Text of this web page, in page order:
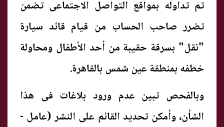
تم تداوله بمواقع التواصل الاجتماعى تضمن
تضرر صاحب الحساب من قيام قائد سيارة
"نقل" بسرقة حقيبة من أحد الأطفال ومحاولة
خطفه بمنطقة عين شمس بالقاهرة.
وبالفحص تبين عدم ورود بلاغات فى هذا
الشأن، وأمكن تحديد القائم على النشر (عامل -